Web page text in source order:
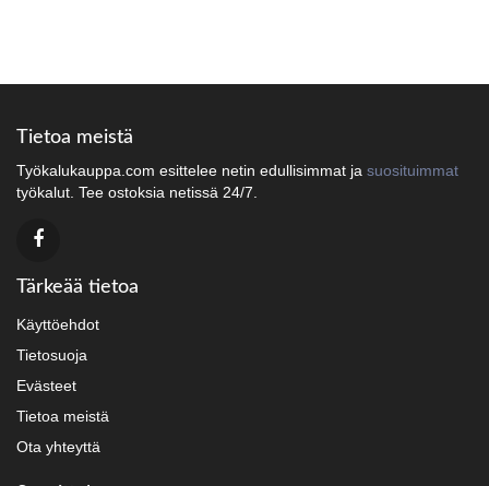
Tietoa meistä
Työkalukauppa.com esittelee netin edullisimmat ja suosituimmat
työkalut. Tee ostoksia netissä 24/7.
Tärkeää tietoa
Käyttöehdot
Tietosuoja
Evästeet
Tietoa meistä
Ota yhteyttä